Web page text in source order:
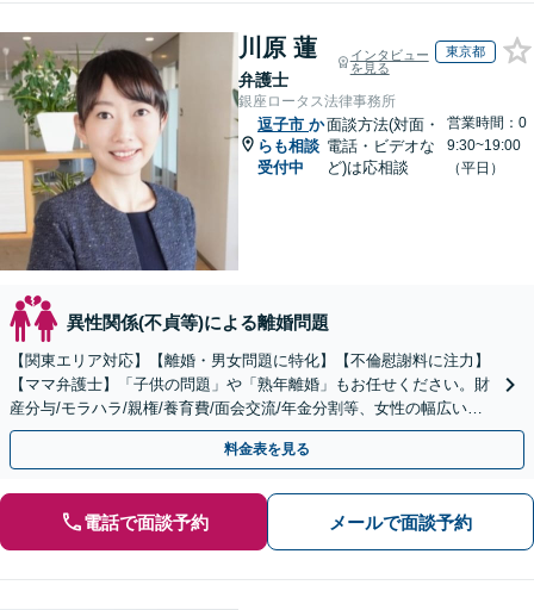
川原 蓮
弁護士
インタビュー
を見る
東京都
銀座ロータス法律事務所
逗子市 か
らも相談
受付中
面談方法(対面・
電話・ビデオな
ど)は応相談
営業時間：0
9:30~19:00
（平日）
異性関係(不貞等)による離婚問題
【関東エリア対応】【離婚・男女問題に特化】【不倫慰謝料に注力】
【ママ弁護士】「子供の問題」や「熟年離婚」もお任せください。財
産分与/モラハラ/親権/養育費/面会交流/年金分割等、女性の幅広い悩
みに対応。経験豊富な弁護士が解決に導きます。
料金表を見る
電話で面談予約 メールで面談予約